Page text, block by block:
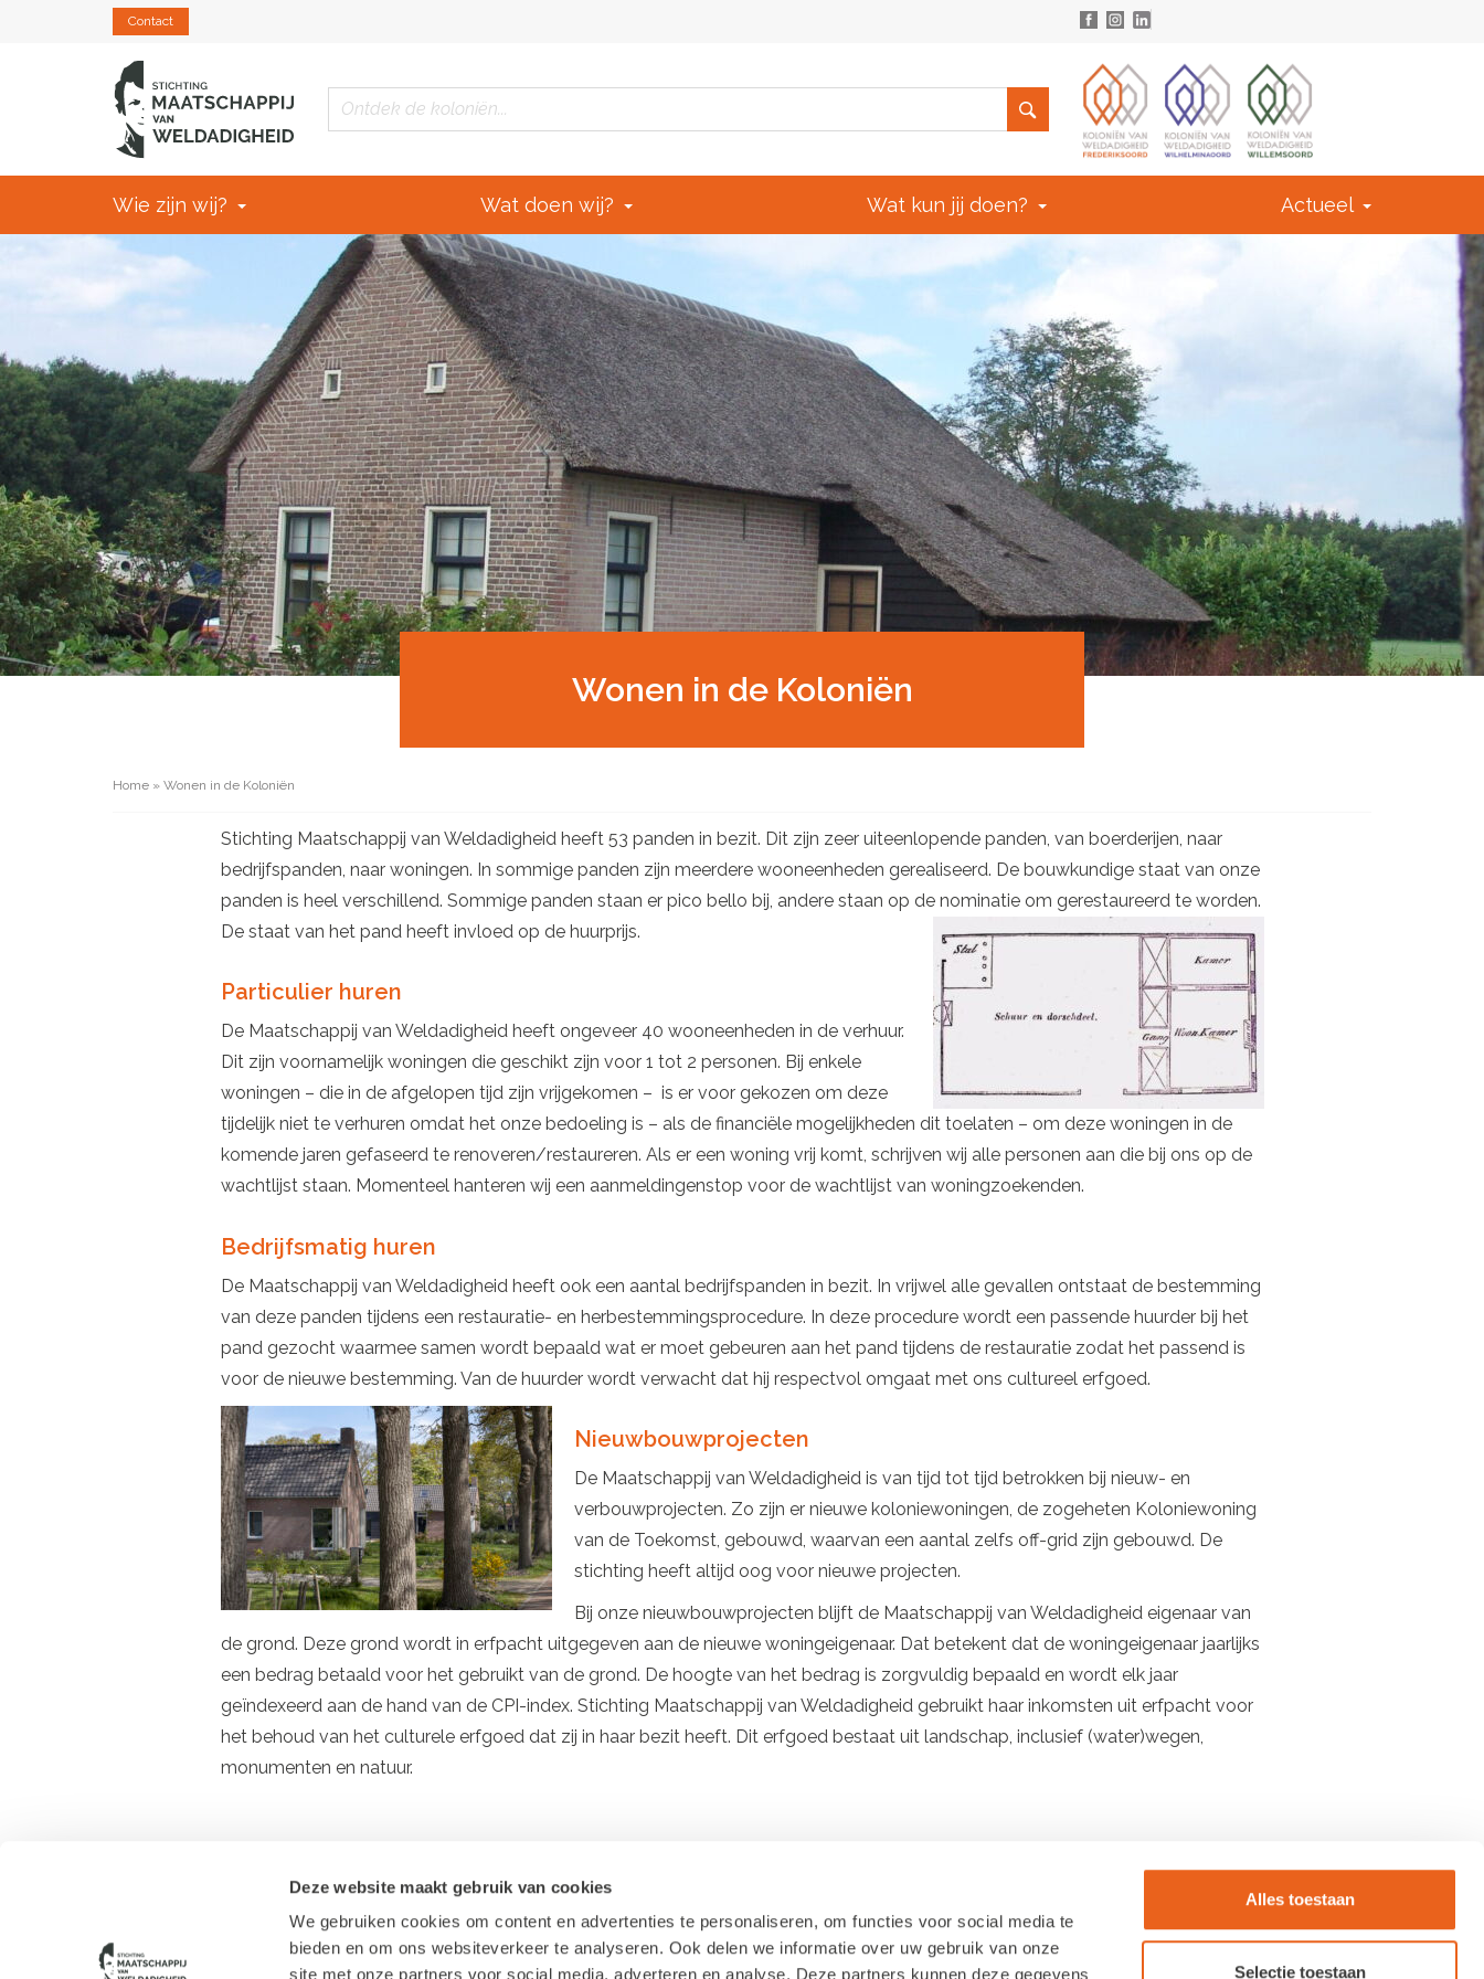
Deze website maakt gebruik van cookies
We gebruiken cookies om content en advertenties te personaliseren, om functies voor social media te
bieden en om ons websiteverkeer te analyseren. Ook delen we informatie over uw gebruik van onze
site met onze partners voor social media, adverteren en analyse. Deze partners kunnen deze gegevens
Alles toestaan
Selectie toestaan
Contact
Wie zijn wij? Wat doen wij? Wat kun jij doen? Actueel
Wonen in de Koloniën
Home » Wonen in de Koloniën
Stichting Maatschappij van Weldadigheid heeft 53 panden in bezit. Dit zijn zeer uiteenlopende panden, van boerderijen, naar
bedrijfspanden, naar woningen. In sommige panden zijn meerdere wooneenheden gerealiseerd. De bouwkundige staat van onze
panden is heel verschillend. Sommige panden staan er pico bello bij, andere staan op de nominatie om gerestaureerd te worden.
De staat van het pand heeft invloed op de huurprijs.
Particulier huren
De Maatschappij van Weldadigheid heeft ongeveer 40 wooneenheden in de verhuur.
Dit zijn voornamelijk woningen die geschikt zijn voor 1 tot 2 personen. Bij enkele
woningen – die in de afgelopen tijd zijn vrijgekomen – is er voor gekozen om deze
tijdelijk niet te verhuren omdat het onze bedoeling is – als de financiële mogelijkheden dit toelaten – om deze woningen in de
komende jaren gefaseerd te renoveren/restaureren. Als er een woning vrij komt, schrijven wij alle personen aan die bij ons op de
wachtlijst staan. Momenteel hanteren wij een aanmeldingenstop voor de wachtlijst van woningzoekenden.
Bedrijfsmatig huren
De Maatschappij van Weldadigheid heeft ook een aantal bedrijfspanden in bezit. In vrijwel alle gevallen ontstaat de bestemming
van deze panden tijdens een restauratie- en herbestemmingsprocedure. In deze procedure wordt een passende huurder bij het
pand gezocht waarmee samen wordt bepaald wat er moet gebeuren aan het pand tijdens de restauratie zodat het passend is
voor de nieuwe bestemming. Van de huurder wordt verwacht dat hij respectvol omgaat met ons cultureel erfgoed.
Nieuwbouwprojecten
De Maatschappij van Weldadigheid is van tijd tot tijd betrokken bij nieuw- en
verbouwprojecten. Zo zijn er nieuwe koloniewoningen, de zogeheten Koloniewoning
van de Toekomst, gebouwd, waarvan een aantal zelfs off-grid zijn gebouwd. De
stichting heeft altijd oog voor nieuwe projecten.
Bij onze nieuwbouwprojecten blijft de Maatschappij van Weldadigheid eigenaar van
de grond. Deze grond wordt in erfpacht uitgegeven aan de nieuwe woningeigenaar. Dat betekent dat de woningeigenaar jaarlijks
een bedrag betaald voor het gebruikt van de grond. De hoogte van het bedrag is zorgvuldig bepaald en wordt elk jaar
geïndexeerd aan de hand van de CPI-index. Stichting Maatschappij van Weldadigheid gebruikt haar inkomsten uit erfpacht voor
het behoud van het culturele erfgoed dat zij in haar bezit heeft. Dit erfgoed bestaat uit landschap, inclusief (water)wegen,
monumenten en natuur.
Route Huis Westerbeek
Cookie verklaring